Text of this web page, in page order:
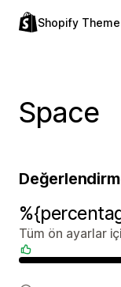
Shopify
Space
Tüm ön ayarlar